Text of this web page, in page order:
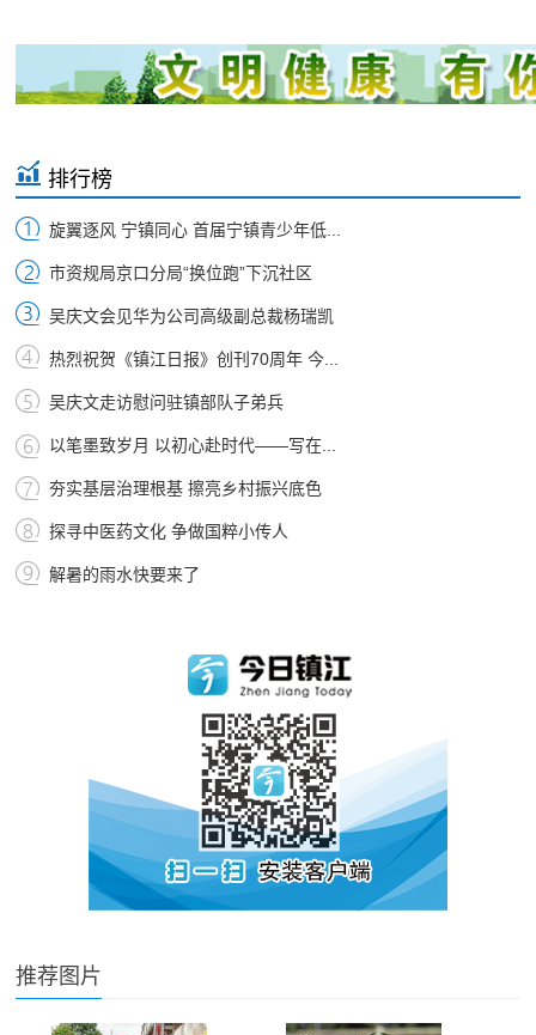
排行榜
旋翼逐风 宁镇同心 首届宁镇青少年低...
市资规局京口分局“换位跑”下沉社区
吴庆文会见华为公司高级副总裁杨瑞凯
热烈祝贺《镇江日报》创刊70周年 今...
吴庆文走访慰问驻镇部队子弟兵
以笔墨致岁月 以初心赴时代——写在...
夯实基层治理根基 擦亮乡村振兴底色
探寻中医药文化 争做国粹小传人
解暑的雨水快要来了
推荐图片